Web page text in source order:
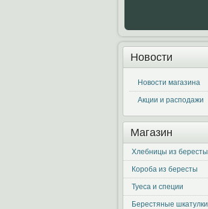
Новости
Новости магазина
Акции и расподажи
Магазин
Хлебницы из бересты
Короба из бересты
Туеса и специи
Берестяные шкатулки